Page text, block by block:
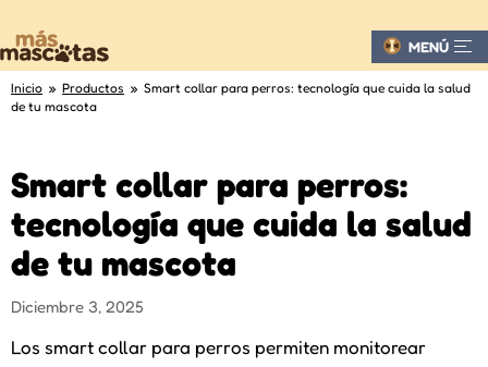
MENÚ
Inicio » Productos » Smart collar para perros: tecnología que cuida la salud
de tu mascota
Smart collar para perros:
tecnología que cuida la salud
de tu mascota
Diciembre 3, 2025
Los smart collar para perros permiten monitorear